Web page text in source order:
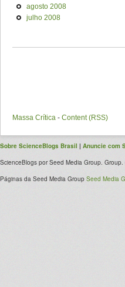
agosto 2008
julho 2008
Massa Crítica - Content (RSS)
Sobre ScienceBlogs Brasil | Anuncie com
ScienceBlogs por Seed Media Group.
Páginas da Seed Media Group Seed Media